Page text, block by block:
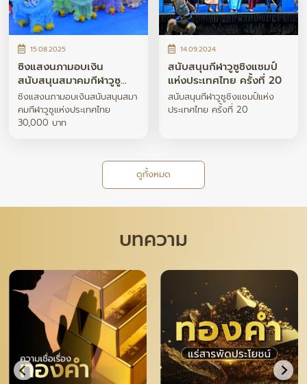
15.08.2025
ซิงแสงนภามอบเงิน
สนับสนุนสมาคมกีฬาวูซู
แห่งประเทศไทย 30,000
บาท
ซิงแสงนภามอบเงินสนับสนุนสมา
คมกีฬาวูซูแห่งประเทศไทย
30,000 บาท
14.09.2024
สนับสนุนกีฬาวูซูชิงแชมป์
แห่งประเทศไทย ครั้งที่ 20
สนับสนุนกีฬาวูซูชิงแชมป์แห่ง
ประเทศไทย ครั้งที่ 20
ดูทั้งหมด
บทความ